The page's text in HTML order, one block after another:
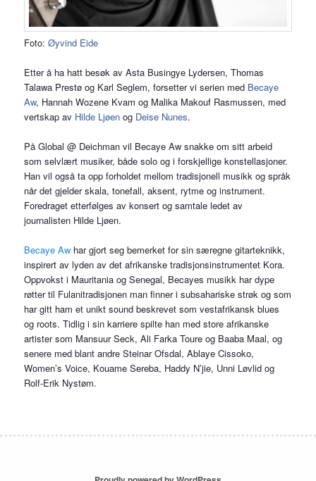
Foto:Øyvind Eide
Etter å ha hatt besøk av Asta Busingye Lydersen, Thomas
Talawa Prestø og Karl Seglem, forsetter vi serien med Becaye
Aw, Hannah Wozene Kvam og Malika Makouf Rasmussen, med
vertskap av Hilde Ljøen og Deise Nunes.
På Global @ Deichman vil Becaye Aw snakke om sitt arbeid
som selvlært musiker, både solo og i forskjellige konstellasjoner.
Han vil også ta opp forholdet mellom tradisjonell musikk og språk
når det gjelder skala, tonefall, aksent, rytme og instrument.
Foredraget etterfølges av konsert og samtale ledet av
journalisten Hilde Ljøen.
Becaye Aw har gjort seg bemerket for sin særegne gitarteknikk,
inspirert av lyden av det afrikanske tradisjonsinstrumentet Kora.
Oppvokst i Mauritania og Senegal, Becayes musikk har dype
røtter til Fulanitradisjonen man finner i subsahariske strøk og som
har gitt ham et unikt sound beskrevet som vestafrikansk blues
og roots. Tidlig i sin karriere spilte han med store afrikanske
artister som Mansuur Seck, Ali Farka Toure og Baaba Maal, og
senere med blant andre Steinar Ofsdal, Ablaye Cissoko,
Women’s Voice, Kouame Sereba, Haddy N’jie, Unni Løvlid og
Rolf-Erik Nystøm.